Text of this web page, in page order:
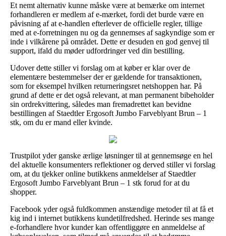
Et nemt alternativ kunne måske være at bemærke om internet
forhandleren er medlem af e-mærket, fordi det burde være en
påvisning af at e-handlen efterlever de officielle regler, tillige
med at e-forretningen nu og da gennemses af sagkyndige som er
inde i vilkårene på området. Dette er desuden en god genvej til
support, ifald du møder udfordringer ved din bestilling.
Udover dette stiller vi forslag om at køber er klar over de
elementære bestemmelser der er gældende for transaktionen,
som for eksempel hvilken returneringsret netshoppen har. På
grund af dette er det også relevant, at man permanent bibeholder
sin ordrekvittering, således man fremadrettet kan bevidne
bestillingen af Staedtler Ergosoft Jumbo Farveblyant Brun – 1
stk, om du er mand eller kvinde.
Trustpilot yder ganske ærlige løsninger til at gennemsøge en hel
del aktuelle konsumenters reflektioner og derved stiller vi forslag
om, at du tjekker online butikkens anmeldelser af Staedtler
Ergosoft Jumbo Farveblyant Brun – 1 stk forud for at du
shopper.
Facebook yder også fuldkommen anstændige metoder til at få et
kig ind i internet butikkens kundetilfredshed. Herinde ses mange
e-forhandlere hvor kunder kan offentliggøre en anmeldelse af